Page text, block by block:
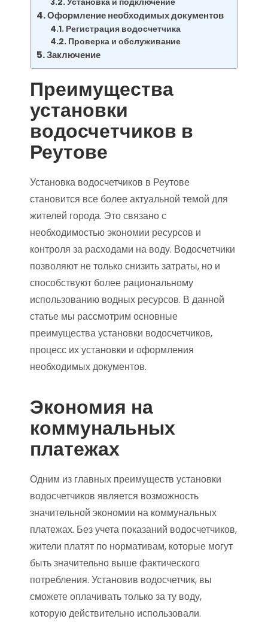
Оформление необходимых документов
Регистрация водосчетчика
Проверка и обслуживание
Заключение
Преимущества
установки
водосчетчиков в
Реутове
Установка водосчетчиков в Реутове
становится все более актуальной темой для
жителей города. Это связано с
необходимостью экономии ресурсов и
контроля за расходами на воду. Водосчетчики
позволяют не только снизить затраты, но и
способствуют более рациональному
использованию водных ресурсов. В данной
статье мы рассмотрим основные
преимущества установки водосчетчиков,
процесс их установки и оформления
необходимых документов.
Экономия на
коммунальных
платежах
Одним из главных преимуществ установки
водосчетчиков является возможность
значительной экономии на коммунальных
платежах. Без учета показаний водосчетчиков,
жители платят по нормативам, которые могут
быть значительно выше фактического
потребления. Установив водосчетчик, вы
сможете оплачивать только за ту воду,
которую действительно использовали.